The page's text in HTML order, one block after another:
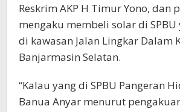
Reskrim AKP H Timur Yono, dan
mengaku membeli solar di
di kawasan Jalan Lingkar Dalam
Banjarmasin Selatan.
“Kalau yang di SPBU Pangeran
Banua Anyar menurut